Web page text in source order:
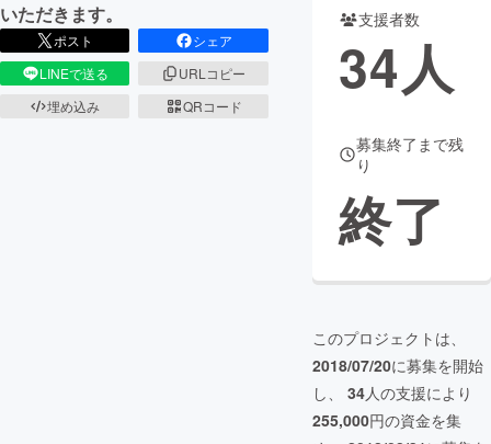
CAMPFIREふるさと納税
コミュニティ
いただきます。
ポスト
シェア
LINEで送る
URLコピー
埋め込み
QRコード
支援者数
34人
募集終了まで残
り
終了
このプロジェクトは、
2018/07/20に募集を開始
し、 34人の支援により
255,000円の資金を集